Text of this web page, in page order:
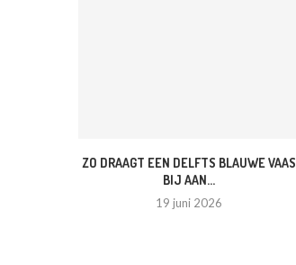
ZO DRAAGT EEN DELFTS BLAUWE VAAS
BIJ AAN...
19 juni 2026